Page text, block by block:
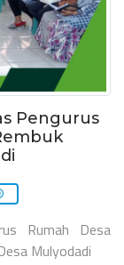
Pengurus
Rumah Desa
Mulyodadi